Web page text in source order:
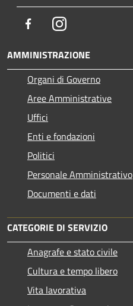
FacebookInstagram
AMMINISTRAZIONE
Organi di Governo
Aree Amministrative
Uffici
Enti e fondazioni
Politici
Personale Amministrativo
Documenti e dati
CATEGORIE DI SERVIZIO
Anagrafe e stato civile
Cultura e tempo libero
Vita lavorativa